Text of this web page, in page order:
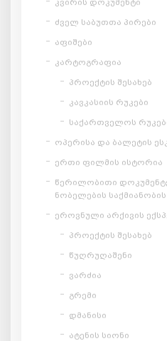
ძველ საბუთთა პირები
აფიშები
კარტოგრაფია
პროექტის შესახებ
კავკასიის რუკები
საქართველოს
ოპერისა და ბალეტის
ერთი ფილმის ისტორია
წერილობითი
ნობელების საქმიანობის
ეროვნული არქივის
პროექტის შესახებ
წუღრუღაშენი
ვარძია
გრემი
დმანისი
ატენის სიონი